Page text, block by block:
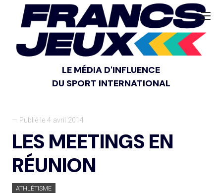
LE MÉDIA D'INFLUENCE
DU SPORT INTERNATIONAL
— Publié le 4 avril 2014
LES MEETINGS EN
RÉUNION
ATHLÉTISME